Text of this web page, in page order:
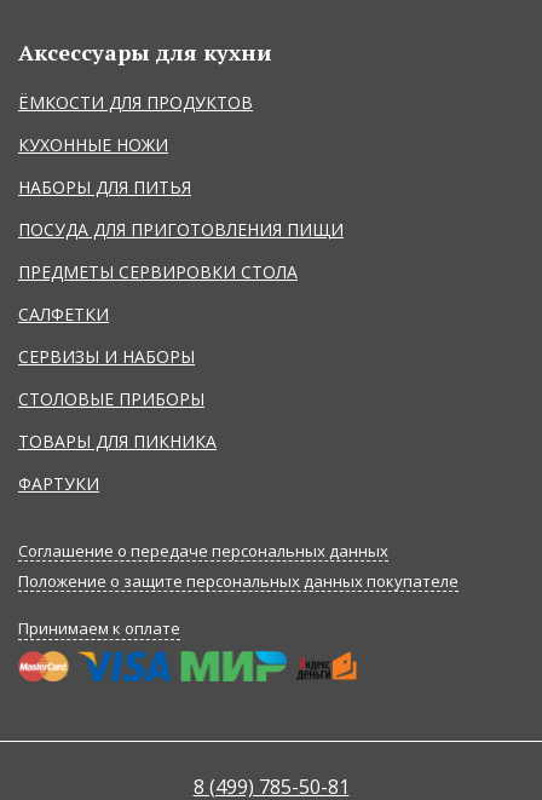
Аксессуары для кухни
ЁМКОСТИ ДЛЯ ПРОДУКТОВ
КУХОННЫЕ НОЖИ
НАБОРЫ ДЛЯ ПИТЬЯ
ПОСУДА ДЛЯ ПРИГОТОВЛЕНИЯ ПИЩИ
ПРЕДМЕТЫ СЕРВИРОВКИ СТОЛА
САЛФЕТКИ
СЕРВИЗЫ И НАБОРЫ
СТОЛОВЫЕ ПРИБОРЫ
ТОВАРЫ ДЛЯ ПИКНИКА
ФАРТУКИ
Соглашение о передаче персональных данных
Положение о защите персональных данных покупателе
Принимаем к оплате
8 (499) 785-50-81